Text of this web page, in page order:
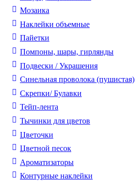
Мозаика
Наклейки объемные
Пайетки
Помпоны, шары, гирлянды
Подвески / Украшения
Синельная проволока (пушистая)
Скрепки/ Булавки
Тейп-лента
Тычинки для цветов
Цветочки
Цветной песок
Ароматизаторы
Контурные наклейки